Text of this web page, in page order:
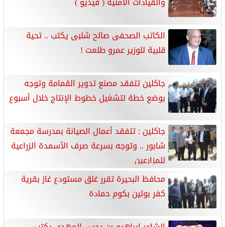
الكاتب الصحفى صالح شلبى يكتب .. تحية
قلبية للوزير عمرو طلعت !
جاكلين تتفقد مصنع تدوير القمامة وتوجه
بوضع خطة لتشغيل خطوط الإنتاج خلال أسبوع
جاكلين : تتفقد أعمال الصيانة بمدرسة مجمعة
شابور .. وتوجه بسرعة صرف الأسمدة الزراعية
للمزارعين
محافظ البحيرة تقرر غلق مستودع غاز بقرية
كفر بولين بكوم حمادة